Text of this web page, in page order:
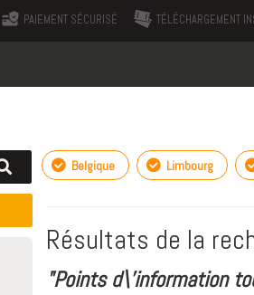
PAIEMENT SÉCURISÉ TÉLÉCHARGEMENT
Belgique Limbourg
Résultats de la
"Points d\'information